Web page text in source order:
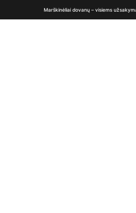
Marškinėliai dovanų – visiems